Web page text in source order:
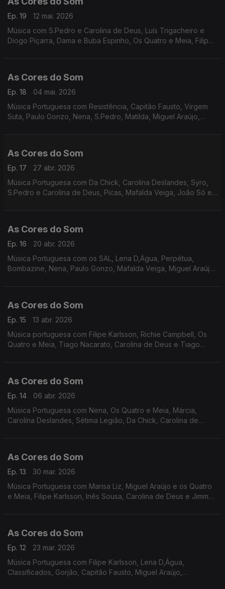
Ep. 19
12 mai. 2026
Música com S.Pedro e Carolina de Deus, Luís Trigacheiro e
Diogo Piçarra, Dama e Buba Espinho, Os Quatro e Meia, Filipe
As Cores do Som
Ep. 18
04 mai. 2026
Música Portuguesa com Resistência, Capitão Fausto, Virgem
Suta, Paulo Gonzo, Nena, S.Pedro, Matilda, Miguel Araújo,
As Cores do Som
Ep. 17
27 abr. 2026
Música Portuguesa com Da Chick, Carolina Deslandes, Syro,
S.Pedro e Carolina de Deus, Picas, Mafalda Veiga, João Só e
As Cores do Som
Ep. 16
20 abr. 2026
Música Portuguesa com os SAL, Lena D,Água, Perpétua,
Bombazine, Nena, Paulo Gonzo, Mafalda Veiga, Miguel Araújo,
As Cores do Som
Ep. 15
13 abr. 2026
Música portuguesa com Filipe Karlsson, Richie Campbell, Os
Quatro e Meia, Tiago Nacarato, Carolina de Deus e Tiago
As Cores do Som
Ep. 14
06 abr. 2026
Música Portuguesa com Nena, Os Quatro e Meia, Márcia,
Carolina Deslandes, Sétima Legião, Da Chick, Carolina de
As Cores do Som
Ep. 13
30 mar. 2026
Música Portuguesa com Marisa Liz, Miguel Araújo e os Quatro
e Meia, Filipe Karlsson, Inês Sousa, Carolina de Deus e Jimmy
As Cores do Som
Ep. 12
23 mar. 2026
Música Portuguesa com Filipe Karlsson, Lena D,Água,
Classificados, Gorjão, Capitão Fausto, Miguel Araújo,